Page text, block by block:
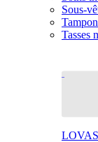
Sous-
Tasses